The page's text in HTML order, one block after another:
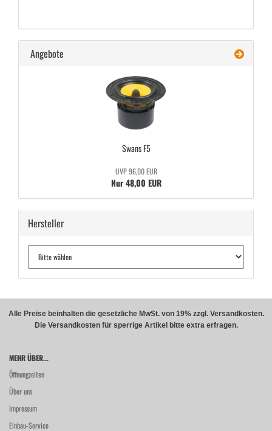
Angebote
Swans F5
UVP 96,00 EUR
Nur 48,00 EUR
Hersteller
Alle Preise beinhalten die gesetzliche MwSt. von 19% zzgl. Versandkosten.
Die Versandkosten für sperrige Artikel bitte extra erfragen.
MEHR ÜBER...
Öffnungzeiten
Über uns
Impressum
Einbau-Service